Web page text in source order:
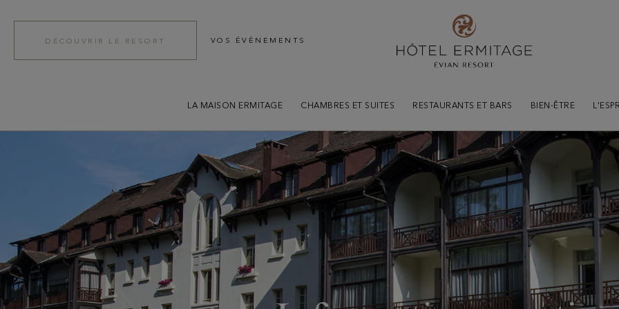
DÉCOUVRIR LE RESORT VOS ÉVÈNEMENTS
LA MAISON ERMITAGE CHAMBRES ET SUITES RESTAURANTS ET BARS BIEN-ÊTRE